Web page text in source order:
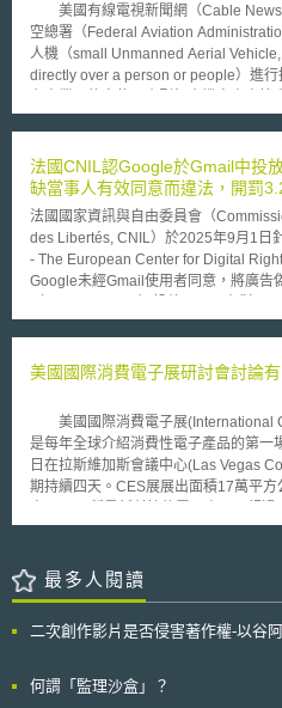
裝，應以中文及通用符號，明顯標示
料）」以及「食品添加物之容器或外包
下列事項中…（含基因改造食品添加物
此次修法雖皆有明訂，但明訂方式、標
美國有線電視新聞網（Cable News
空總署（Federal Aviation
人機（small Unmanned Aerial
directly over a person or people）進行
2016年8月通過聯邦法規第107篇（14
7種操作禁止事項，須事前經由美國聯
Part 107 Waiver），分別為：1.夜間飛
過400英呎、7.飛行區域近機場或禁航區附近。 CNN本次豁
107.39條的「直接穿越人群飛行」之
身，或僅飛越在建築物、車輛上並不受
須經美國聯邦航空總署審查同意方得操
條件中亦有嚴格限制，除只能使用申請
加裝配備。同時飛行高度亦不得高於
最後每次操作皆須詳細記錄並保存，包
法國CNIL認Google於Gmail中投
缺當事人有效同意而違法，開罰
法國國家資訊與自由委員會（
des Libertés, CNIL）於2025年9月1日
- The European Center for Digital
Google未經Gmail使用者同意，將廣告
於Gmail帳號申請流程中提供當事人提
des communications électroniques）
善。以下節錄摘要該裁決之重點： 一、 偽裝成電子郵件的偽裝廣告與電子
郵件廣告均須獲當事人同意始得投放 歐盟《電子隱私指令》第13條1項及法
國《電子通訊法》規定，電子郵件直
標是已事先給予同意的使用者時被允許
狹義的電子郵件，僅僅因其在通常專門
足以認為這些廣告是透過使用者電子郵
廣告，而與出現在郵件列表旁邊且獨立
（European Data Protection Board,
美國國際消費電子展研討會討論
美國國際消費電子展(International
是每年全球介紹消費性電子產品的第一
日在拉斯維加斯會議中心(Las Vegas
期持續四天。CES展展出面積17萬平方
最新趨勢，CES同時也對於電子資訊
Policy Summit)的研討會主題，討論政
及創新應用。高峰會中除邀請各科技領
政策高峰會中一場主題為「打擊專利蟑
蟑螂(Patent Trolls)，與會者除了有眾
最多人閱讀
二次創作影片是否侵害著作權-以谷
何謂「監理沙盒」？